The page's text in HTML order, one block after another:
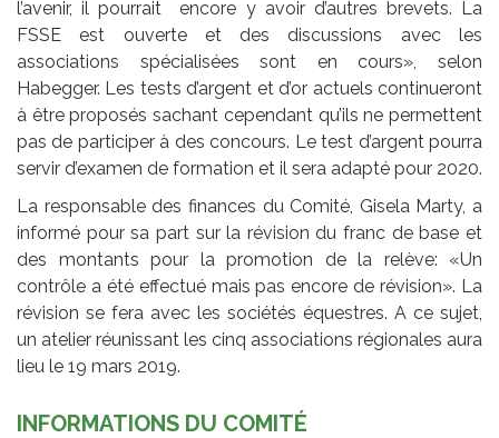
l’avenir, il pourrait encore y avoir d’autres brevets. La
FSSE est ouverte et des discussions avec les
associations spécialisées sont en cours», selon
Habegger. Les tests d’argent et d’or actuels continueront
à être proposés sachant cependant qu’ils ne permettent
pas de participer à des concours. Le test d’argent pourra
servir d’examen de formation et il sera adapté pour 2020.
La responsable des finances du Comité, Gisela Marty, a
informé pour sa part sur la révision du franc de base et
des montants pour la promotion de la relève: «Un
contrôle a été effectué mais pas encore de révision». La
révision se fera avec les sociétés équestres. A ce sujet,
un atelier réunissant les cinq associations régionales aura
lieu le 19 mars 2019.
INFORMATIONS DU COMITÉ